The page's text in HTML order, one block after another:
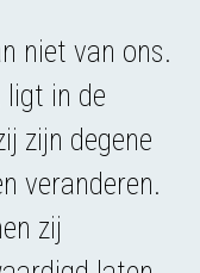
niet van ons.
ligt in de
zijn degene
veranderen.
zij